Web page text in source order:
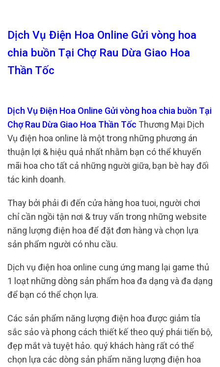
Dịch Vụ Điện Hoa Online Gửi vòng hoa
chia buồn Tại Chợ Rau Dừa Giao Hoa
Thần Tốc
Dịch Vụ Điện Hoa Online Gửi vòng hoa chia buồn Tại
Chợ Rau Dừa Giao Hoa Thần Tốc Thương Mại Dịch
Vụ điện hoa online là một trong những phương án
thuận lợi & hiệu quả nhất nhằm bạn có thể khuyến
mãi hoa cho tất cả những người giữa, bạn bè hay đối
tác kinh doanh.
Thay bởi phải đi đến cửa hàng hoa tuoi, người chơi
chỉ cần ngồi tận nơi & truy vấn trong những website
năng lượng điện hoa để đặt đơn hàng và chọn lựa
sản phẩm người có nhu cầu.
Dịch vụ điện hoa online cung ứng mang lại game thủ
1 loạt những dòng sản phẩm hoa đa dạng và đa dạng
để bạn có thể chọn lựa.
Các sản phẩm năng lượng điện hoa được giảm tỉa
sắc sảo và phong cách thiết kế theo quý phái tiến bộ,
đẹp mắt và tuyệt hảo. quý khách hàng rất có thể
chọn lựa các dòng sản phẩm năng lượng điện hoa